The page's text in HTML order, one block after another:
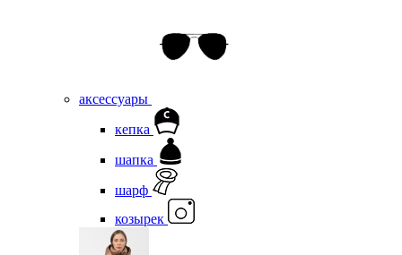
аксессуары
кепка
шапка
шарф
козырек